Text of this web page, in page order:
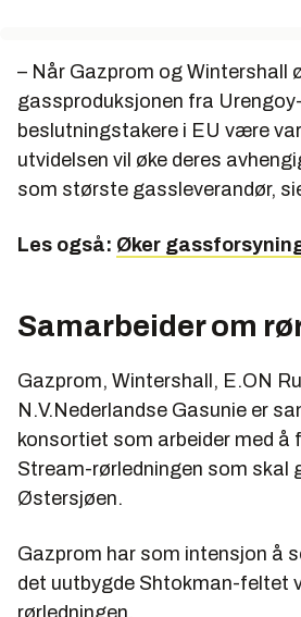
politisk maktspill.
– Når Gazprom og Wintershall
gassproduksjonen fra
beslutningstakere i EU være
utvidelsen vil øke deres
som største gassleverandør,
Les også: Øker
Samarbeider om
Gazprom, Wintershall, E.ON
N.V.Nederlandse Gasunie er
konsortiet som arbeider med å
Stream-rørledningen som skal
Østersjøen.
Gazprom har som intensjon å
det uutbygde Shtokman-feltet